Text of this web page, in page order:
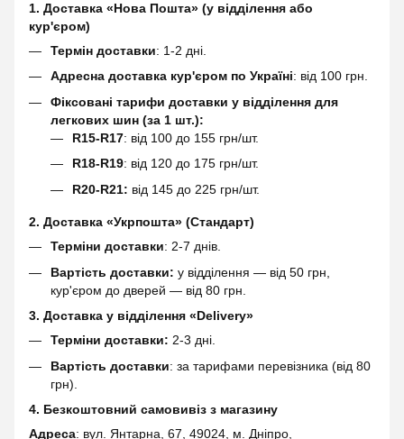
1. Доставка «Нова Пошта» (у відділення або
кур'єром)
Термін доставки: 1-2 дні.
Адресна доставка кур'єром по Україні: від 100 грн.
Фіксовані тарифи доставки у відділення для
легкових шин (за 1 шт.):
R15-R17: від 100 до 155 грн/шт.
R18-R19: від 120 до 175 грн/шт.
R20-R21: від 145 до 225 грн/шт.
2. Доставка «Укрпошта» (Стандарт)
Терміни доставки: 2-7 днів.
Вартість доставки: у відділення — від 50 грн,
кур'єром до дверей — від 80 грн.
3. Доставка у відділення «Delivery»
Терміни доставки: 2-3 дні.
Вартість доставки: за тарифами перевізника (від 80
грн).
4. Безкоштовний самовивіз з магазину
Адреса: вул. Янтарна, 67, 49024, м. Дніпро,